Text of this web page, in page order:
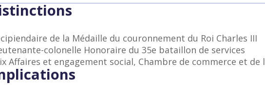
de la Médaille du couronnement du Roi Charles III
colonelle Honoraire du 35e bataillon de services
Affaires et engagement social, Chambre de commerce et de